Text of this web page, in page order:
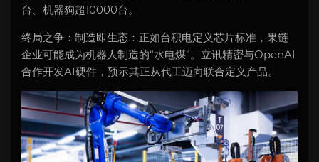
台、机器狗超10000台。
终局之争：制造即生态：正如台积电定义芯片标准，果链
企业可能成为机器人制造的“水电煤”。立讯精密与OpenAI
合作开发AI硬件，预示其正从代工迈向联合定义产品。